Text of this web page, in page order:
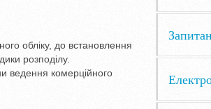
обліку, до встановлення
розподілу.
ведення комерційного